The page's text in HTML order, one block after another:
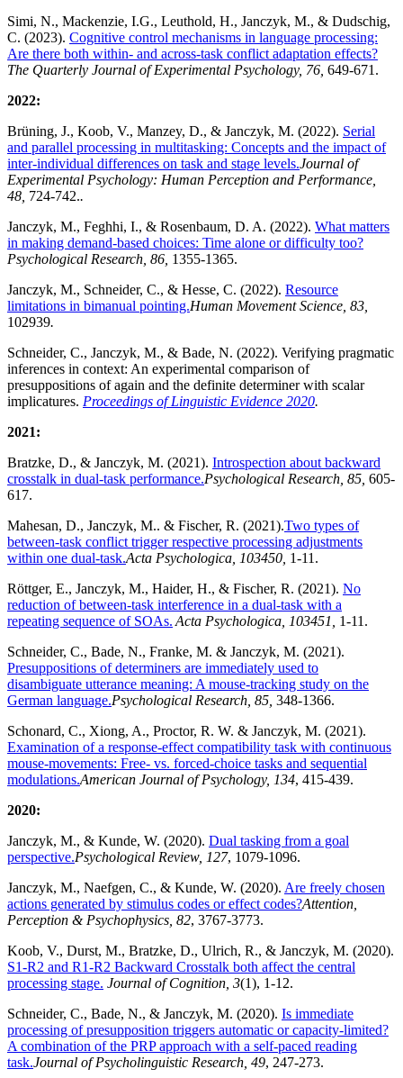
Simi, N., Mackenzie, I.G., Leuthold, H., Janczyk, M., & Dudschig,
C. (2023). Cognitive control mechanisms in language processing:
Are there both within- and across-task conflict adaptation effects?
The Quarterly Journal of Experimental Psychology, 76, 649-671.
2022:
Brüning, J., Koob, V., Manzey, D., & Janczyk, M. (2022). Serial
and parallel processing in multitasking: Concepts and the impact of
inter-individual differences on task and stage levels.Journal of
Experimental Psychology: Human Perception and Performance,
48, 724-742..
Janczyk, M., Feghhi, I., & Rosenbaum, D. A. (2022). What matters
in making demand-based choices: Time alone or difficulty too?
Psychological Research, 86, 1355-1365.
Janczyk, M., Schneider, C., & Hesse, C. (2022). Resource
limitations in bimanual pointing.Human Movement Science, 83,
102939.
Schneider, C., Janczyk, M., & Bade, N. (2022). Verifying pragmatic
inferences in context: An experimental comparison of
presuppositions of again and the definite determiner with scalar
implicatures. Proceedings of Linguistic Evidence 2020.
2021:
Bratzke, D., & Janczyk, M. (2021). Introspection about backward
crosstalk in dual-task performance.Psychological Research, 85, 605-
617.
Mahesan, D., Janczyk, M.. & Fischer, R. (2021).Two types of
between-task conflict trigger respective processing adjustments
within one dual-task.Acta Psychologica, 103450, 1-11.
Röttger, E., Janczyk, M., Haider, H., & Fischer, R. (2021). No
reduction of between-task interference in a dual-task with a
repeating sequence of SOAs. Acta Psychologica, 103451,
1-11.
Schneider, C., Bade, N., Franke, M. & Janczyk, M. (2021).
Presuppositions of determiners are immediately used to
disambiguate utterance meaning: A mouse-tracking study on the
German language.Psychological Research, 85, 348-1366.
Schonard, C., Xiong, A., Proctor, R. W. & Janczyk, M. (2021).
Examination of a response-effect compatibility task with continuous
mouse-movements: Free- vs. forced-choice tasks and sequential
modulations.American Journal of Psychology, 134, 415-439.
2020:
Janczyk, M., & Kunde, W. (2020). Dual tasking from a goal
perspective.Psychological Review, 127, 1079-1096.
Janczyk, M., Naefgen, C., & Kunde, W. (2020). Are freely chosen
actions generated by stimulus codes or effect codes?Attention,
Perception & Psychophysics, 82, 3767-3773.
Koob, V., Durst, M., Bratzke, D., Ulrich, R., & Janczyk, M. (2020).
S1-R2 and R1-R2 Backward Crosstalk both affect the central
processing stage. Journal of Cognition, 3(1), 1-12.
Schneider, C., Bade, N., & Janczyk, M. (2020). Is immediate
processing of presupposition triggers automatic or capacity-limited?
A combination of the PRP approach with a self-paced reading
task.Journal of Psycholinguistic Research, 49, 247-273.